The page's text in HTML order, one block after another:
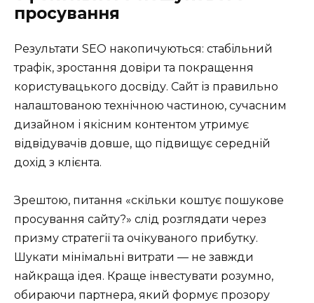
просування
Результати SEO накопичуються: стабільний
трафік, зростання довіри та покращення
користувацького досвіду. Сайт із правильно
налаштованою технічною частиною, сучасним
дизайном і якісним контентом утримує
відвідувачів довше, що підвищує середній
дохід з клієнта.
Зрештою, питання «скільки коштує пошукове
просування сайту?» слід розглядати через
призму стратегії та очікуваного прибутку.
Шукати мінімальні витрати — не завжди
найкраща ідея. Краще інвестувати розумно,
обираючи партнера, який формує прозору